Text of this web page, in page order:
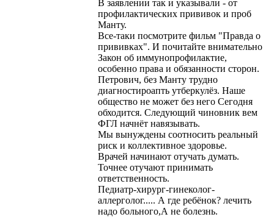
В заявлении так и указывали - от
профилактических прививок и проб
Манту.
Все-таки посмотрите фильм "Правда о
прививках". И почитайте внимательно
Закон об иммунопрофилактие,
особенно права и обязанности сторон.
Петрович, без Манту трудно
диагностироапть утберкулёз. Наше
общество не может без него Сегодня
обходится. Следующий чиновник вем
ФГЛ начнёт навязывать.
Мы вынуждены соотносить реальный
риск и коллективное здоровье.
Врачей начинают отучать думать.
Точнее отучают принимать
ответственность.
Педиатр-хирург-гинеколог-
аллерголог..... А где ребёнок? лечить
надо больного,А не болезнь.